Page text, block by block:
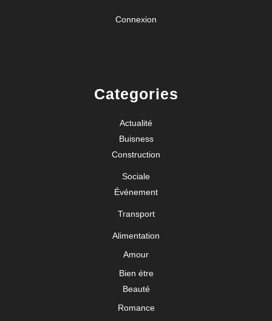
Connexion
Categories
Actualité
Buisness
Construction
Sociale
Événement
Transport
Alimentation
Amour
Bien étre
Beauté
Romance